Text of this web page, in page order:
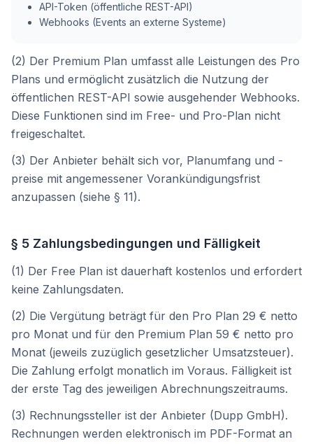
API-Token (öffentliche REST-API)
Webhooks (Events an externe Systeme)
(2) Der Premium Plan umfasst alle Leistungen des Pro
Plans und ermöglicht zusätzlich die Nutzung der
öffentlichen REST-API sowie ausgehender Webhooks.
Diese Funktionen sind im Free- und Pro-Plan nicht
freigeschaltet.
(3) Der Anbieter behält sich vor, Planumfang und -
preise mit angemessener Vorankündigungsfrist
anzupassen (siehe § 11).
§ 5 Zahlungsbedingungen und Fälligkeit
(1) Der Free Plan ist dauerhaft kostenlos und erfordert
keine Zahlungsdaten.
(2) Die Vergütung beträgt für den Pro Plan 29 € netto
pro Monat und für den Premium Plan 59 € netto pro
Monat (jeweils zuzüglich gesetzlicher Umsatzsteuer).
Die Zahlung erfolgt monatlich im Voraus. Fälligkeit ist
der erste Tag des jeweiligen Abrechnungszeitraums.
(3) Rechnungssteller ist der Anbieter (Dupp GmbH).
Rechnungen werden elektronisch im PDF-Format an